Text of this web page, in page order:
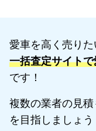
愛車を高く売りた
一括査定サイト
です！
複数の業者の見
を目指しましょう